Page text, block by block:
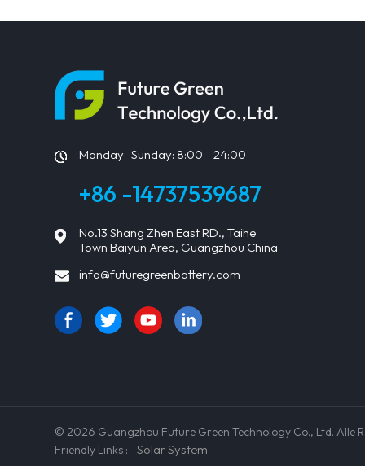
MW
Monday -Sunday: 8:00 - 24:00
+86 -14737539687
No.13 Shang Zhen East RD., Taihe
Town Baiyun Area, Guangzhou China
info@futuregreenbattery.com
© 2026 Guangzhou Future Green Technology Co., Ltd. Alle
Friendly Links : Solar System